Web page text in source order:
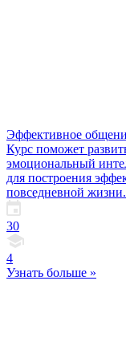
Эффективное
Курс поможет
эмоциональный
для построения
повседневной жизни.
30
4
Узнать больше »